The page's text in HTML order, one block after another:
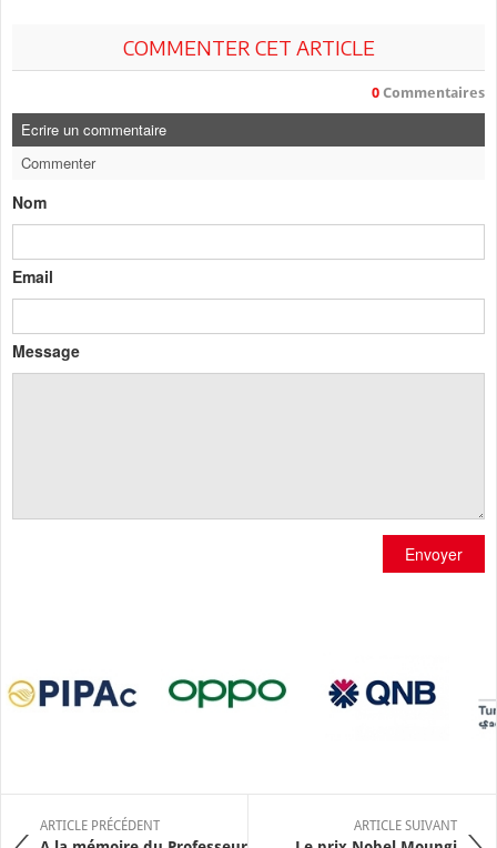
COMMENTER CET ARTICLE
0 Commentaires
Ecrire un commentaire
Commenter
Nom
Email
Message
Envoyer
ARTICLE PRÉCÉDENT ARTICLE SUIVANT